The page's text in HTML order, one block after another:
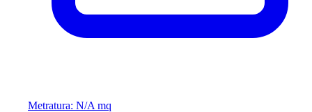
Metratura: N/A mq